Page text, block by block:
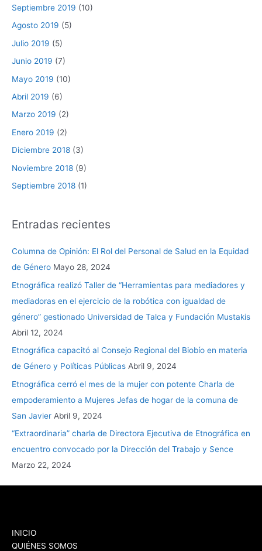
Septiembre 2019 (10)
Agosto 2019 (5)
Julio 2019 (5)
Junio 2019 (7)
Mayo 2019 (10)
Abril 2019 (6)
Marzo 2019 (2)
Enero 2019 (2)
Diciembre 2018 (3)
Noviembre 2018 (9)
Septiembre 2018 (1)
Entradas recientes
Columna de Opinión: El Rol del Personal de Salud en la Equidad
de Género Mayo 28, 2024
Etnográfica realizó Taller de “Herramientas para mediadores y
mediadoras en el ejercicio de la robótica con igualdad de
género” gestionado Universidad de Talca y Fundación Mustakis
Abril 12, 2024
Etnográfica capacitó al Consejo Regional del Biobío en materia
de Género y Políticas Públicas Abril 9, 2024
Etnográfica cerró el mes de la mujer con potente Charla de
empoderamiento a Mujeres Jefas de hogar de la comuna de
San Javier Abril 9, 2024
“Extraordinaria” charla de Directora Ejecutiva de Etnográfica en
encuentro convocado por la Dirección del Trabajo y Sence
Marzo 22, 2024
INICIO
QUIÉNES SOMOS